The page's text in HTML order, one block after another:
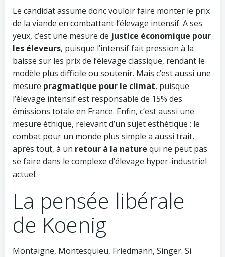
Le candidat assume donc vouloir faire monter le prix
de la viande en combattant l’élevage intensif. A ses
yeux, c’est une mesure de justice économique pour
les éleveurs, puisque l’intensif fait pression à la
baisse sur les prix de l’élevage classique, rendant le
modèle plus difficile ou soutenir. Mais c’est aussi une
mesure pragmatique pour le climat, puisque
l’élevage intensif est responsable de 15% des
émissions totale en France. Enfin, c’est aussi une
mesure éthique, relevant d’un sujet esthétique : le
combat pour un monde plus simple a aussi trait,
après tout, à un retour à la nature qui ne peut pas
se faire dans le complexe d’élevage hyper-industriel
actuel.
La pensée libérale
de Koenig
Montaigne, Montesquieu, Friedmann, Singer. Si